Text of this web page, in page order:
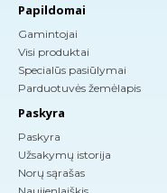
Papildomai
Gamintojai
Visi produktai
Specialūs pasiūlymai
Parduotuvės žemėlapis
Paskyra
Paskyra
Užsakymų istorija
Norų sąrašas
Naujienlaiškis